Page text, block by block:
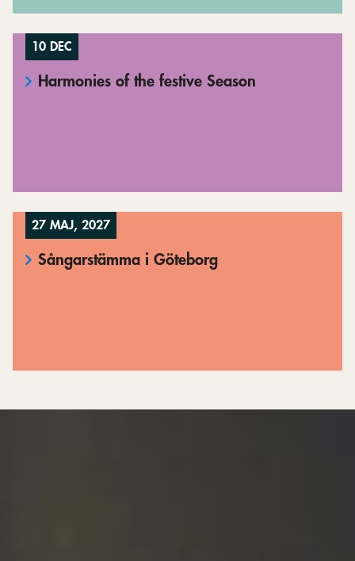
10 DEC
Harmonies of the festive Season
27 MAJ, 2027
Sångarstämma i Göteborg